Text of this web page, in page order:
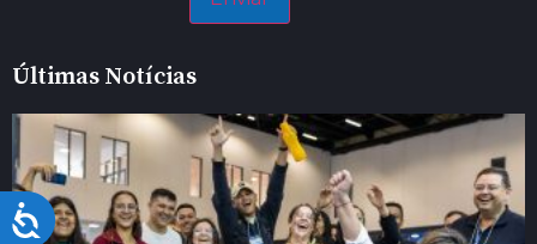
Acessibilidade
Últimas Notícias